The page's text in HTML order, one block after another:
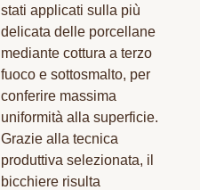
stati applicati sulla più
delicata delle porcellane
mediante cottura a terzo
fuoco e sottosmalto, per
conferire massima
uniformità alla superficie.
Grazie alla tecnica
produttiva selezionata, il
bicchiere risulta